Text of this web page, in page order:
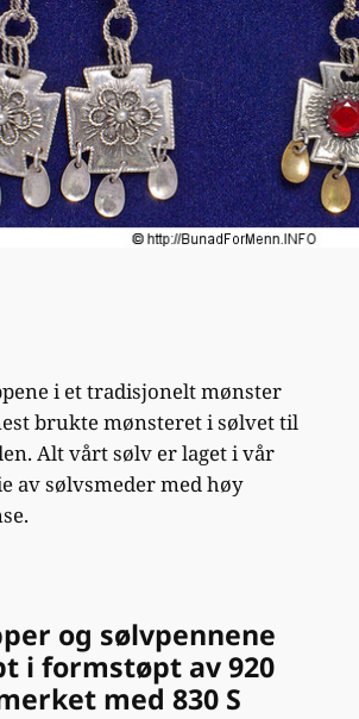
i et tradisjonelt mønster
brukte mønsteret i sølvet til
Alt vårt sølv er laget i vår
av sølvsmeder med høy
og sølvpennene
i formstøpt av 920
med 830 S